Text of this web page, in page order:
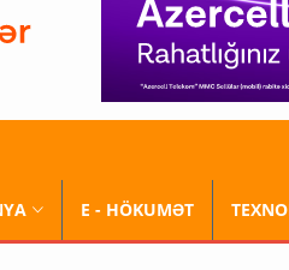
E - HÖKUMƏT